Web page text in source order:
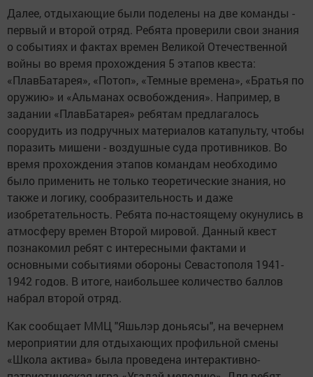
Далее, отдыхающие были поделены на две команды -
первый и второй отряд. Ребята проверили свои знания
о событиях и фактах времен Великой Отечественной
войны во время прохождения 5 этапов квеста:
«ПлавБатарея», «Потоп», «Темные времена», «Братья по
оружию» и «Альманах освобождения». Например, в
задании «ПлавБатарея» ребятам предлагалось
соорудить из подручных материалов катапульту, чтобы
поразить мишени - воздушные суда противников. Во
время прохождения этапов командам необходимо
было применить не только теоретические знания, но
также и логику, сообразительность и даже
изобретательность. Ребята по-настоящему окунулись в
атмосферу времен Второй мировой. Данный квест
познакомил ребят с интересными фактами и
основными событиями обороны Севастополя 1941-
1942 годов. В итоге, наибольшее количество баллов
набрал второй отряд.
Как сообщает ММЦ "Яшьлэр доньясы", на вечернем
мероприятии для отдыхающих профильной смены
«Школа актива» была проведена интерактивно-